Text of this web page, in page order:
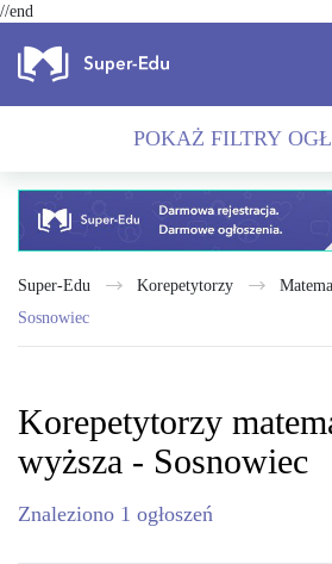
//end
POKAŻ FILTRY
Super-Edu Korepetytorzy
Sosnowiec
Korepetytorzy
wyższa - Sosnowiec
Znaleziono 1 ogłoszeń